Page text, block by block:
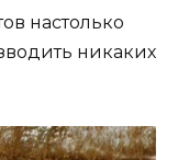
настолько
никаких